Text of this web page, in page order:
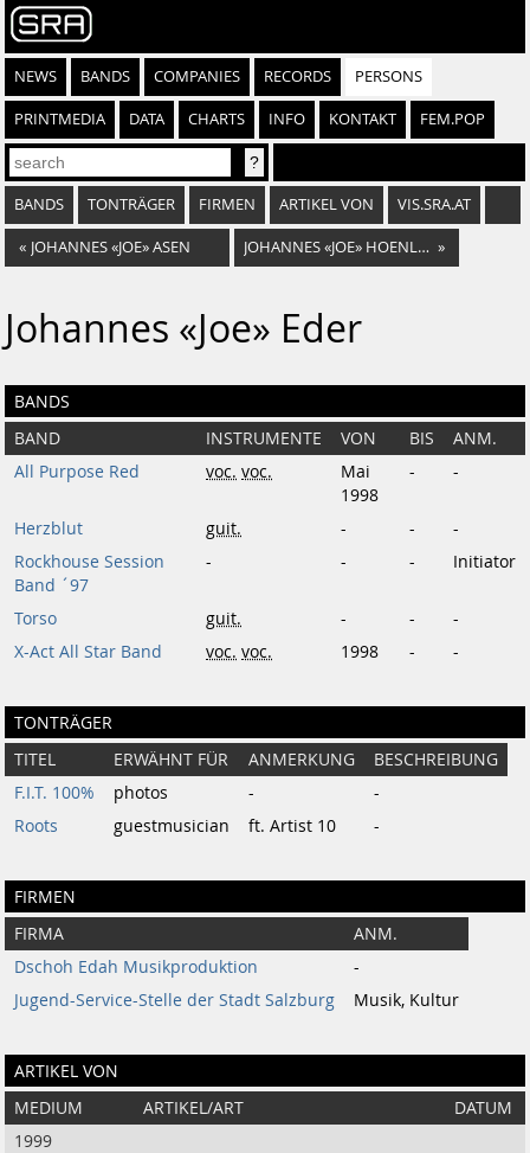
NEWS BANDS COMPANIES RECORDS PERSONS
PRINTMEDIA DATA CHARTS INFO KONTAKT FEM.POP
BANDS TONTRÄGER FIRMEN ARTIKEL VON VIS.SRA.AT
« JOHANNES «JOE» ASEN JOHANNES «JOE» HOENLINGER »
Johannes «Joe» Eder
BANDS
BAND INSTRUMENTE VON BIS
ANM.
All Purpose Red
voc. voc.
Mai
1998
- -
Herzblut guit. - -
-
Rockhouse Session
Band ´97
- - - Initiator
Torso guit. - -
-
X-Act All Star Band
voc. voc. 1998 - -
TONTRÄGER
TITEL ERWÄHNT FÜR ANMERKUNG
BESCHREIBUNG
F.I.T. 100%
photos -
-
Roots
guestmusician ft. Artist 10 -
FIRMEN
FIRMA
ANM.
Dschoh Edah Musikproduktion
-
Jugend-Service-Stelle der Stadt Salzburg
Musik, Kultur
ARTIKEL VON
MEDIUM ARTIKEL/ART
DATUM
1999